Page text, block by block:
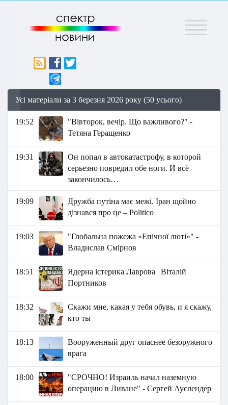
Меню
Усі матеріали за 3 березня 2026 року (50 усього)
19:52
"Вівторок, вечір. Що важливого?" -
Тетяна Геращенко
19:31
Он попал в автокатастрофу, в которой
серьезно повредил обе ноги. И всё
закончилось…
19:09
Дружба путіна має межі. Іран щойно
дізнався про це – Politico
19:03
"Глобальна пожежа «Епічної люті»" -
Владислав Смірнов
18:51
Ядерна істерика Лаврова | Віталій
Портников
18:32
Скажи мне, какая у тебя обувь, и я скажу,
кто ты
18:13
Вооруженный друг опаснее безоружного
врага
18:00
"СРОЧНО! Израиль начал наземную
операцию в Ливане" - Сергей Ауслендер